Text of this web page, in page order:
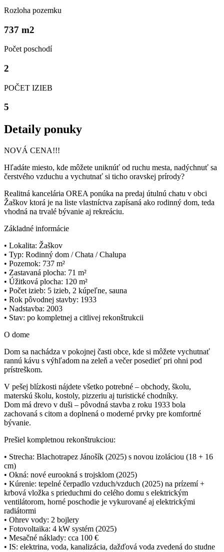
Rozloha pozemku
737 m2
Počet poschodí
2
POČET IZIEB
5
Detaily ponuky
NOVÁ CENA!!!
Hľadáte miesto, kde môžete uniknúť od ruchu mesta, nadýchnuť sa
čerstvého vzduchu a vychutnať si ticho oravskej prírody?
Realitná kancelária OREA ponúka na predaj útulnú chatu v obci
Žaškov ktorá je na liste vlastníctva zapísaná ako rodinný dom, teda
vhodná na trvalé bývanie aj rekreáciu.
Základné informácie
• Lokalita: Žaškov
• Typ: Rodinný dom / Chata / Chalupa
• Pozemok: 737 m²
• Zastavaná plocha: 71 m²
• Úžitková plocha: 120 m²
• Počet izieb: 5 izieb, 2 kúpeľne, sauna
• Rok pôvodnej stavby: 1933
• Nadstavba: 2003
• Stav: po kompletnej a citlivej rekonštrukcii
O dome
Dom sa nachádza v pokojnej časti obce, kde si môžete vychutnať
rannú kávu s výhľadom na zeleň a večer posedieť pri ohni pod
prístreškom.
V pešej blízkosti nájdete všetko potrebné – obchody, školu,
materskú školu, kostoly, pizzeriu aj turistické chodníky.
Dom má drevo v duši – pôvodná stavba z roku 1933 bola
zachovaná s citom a doplnená o moderné prvky pre komfortné
bývanie.
Prešiel kompletnou rekonštrukciou:
• Strecha: Blachotrapez Jánošík (2025) s novou izoláciou (18 + 16
cm)
• Okná: nové eurookná s trojsklom (2025)
• Kúrenie: tepelné čerpadlo vzduch/vzduch (2025) na prízemí +
krbová vložka s prieduchmi do celého domu s elektrickým
ventilátorom, horné poschodie je vykurované aj elektrickými
radiátormi
• Ohrev vody: 2 bojlery
• Fotovoltaika: 4 kW systém (2025)
• Mesačné náklady: cca 100 €
• IS: elektrina, voda, kanalizácia, dažďová voda zvedená do studne